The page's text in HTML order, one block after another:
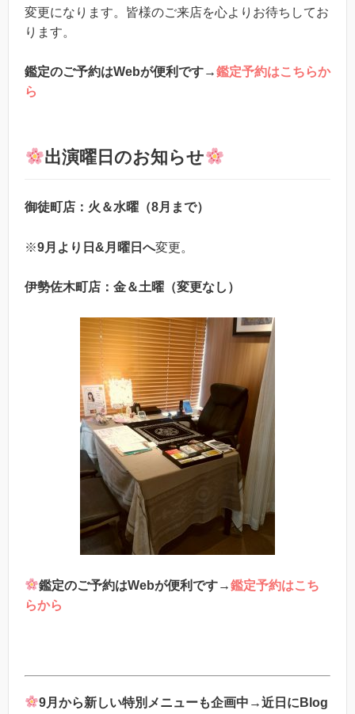
変更になります。皆様のご来店を心よりお待ちしてお
ります。
鑑定のご予約はWebが便利です→鑑定予約はこちらか
ら
出演曜日のお知らせ
御徒町店：火＆水曜（8月まで）
※9月より日&月曜日へ変更。
伊勢佐木町店：金＆土曜（変更なし）
鑑定のご予約はWebが便利です→鑑定予約はこち
らから
9月から新しい特別メニューも企画中→近日にBlog